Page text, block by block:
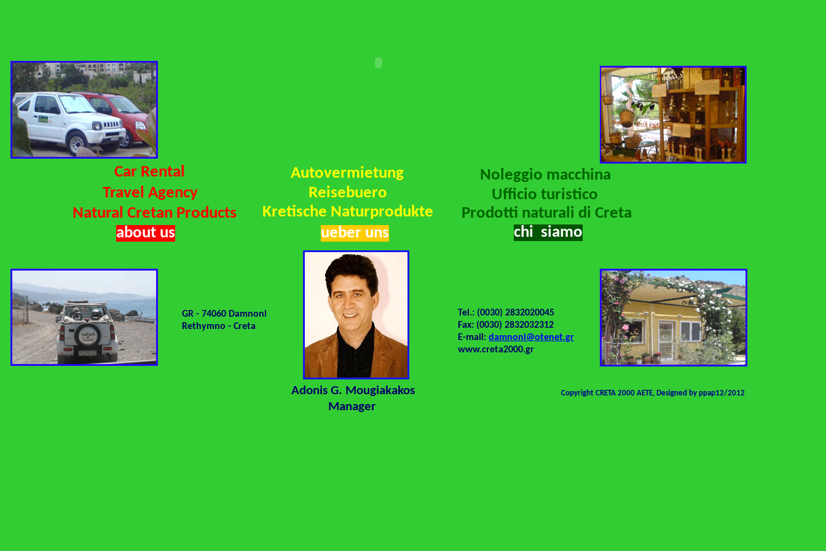
Car Rental
Travel Agency
Natural Cretan Products
Autovermietung
Reisebuero
Kretische Naturprodukte
Tel.: (0030) 2832020045
Fax: (0030) 2832032312
E-mail: damnoni@otenet.gr
www.creta2000.gr
Adonis G. Mougiakakos
Manager
Noleggio macchina
Ufficio turistico
Prodotti naturali di Creta
Copyright CRETA 2000 AETE, Designed by ppap12/2012
about us ueber uns chi siamo
GR - 74060 Damnoni
Rethymno - Creta